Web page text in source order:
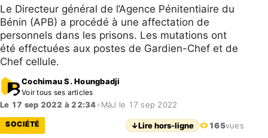
Le Directeur général de l’Agence Pénitentiaire du
Bénin (APB) a procédé à une affectation de
personnels dans les prisons. Les mutations ont
été effectuées aux postes de Gardien-Chef et de
Chef cellule.
Cochimau S. Houngbadji
Voir tous ses articles
Le 17 sep 2022 à 22:34• MàJ le 17 sep 2022
SOCIÉTÉ ↓Lire hors-ligne 165vues